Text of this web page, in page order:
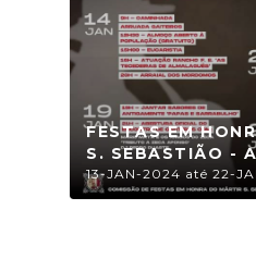
FESTAS EM
S. SEBASTIÃO -
13-JAN-2024 até 22-